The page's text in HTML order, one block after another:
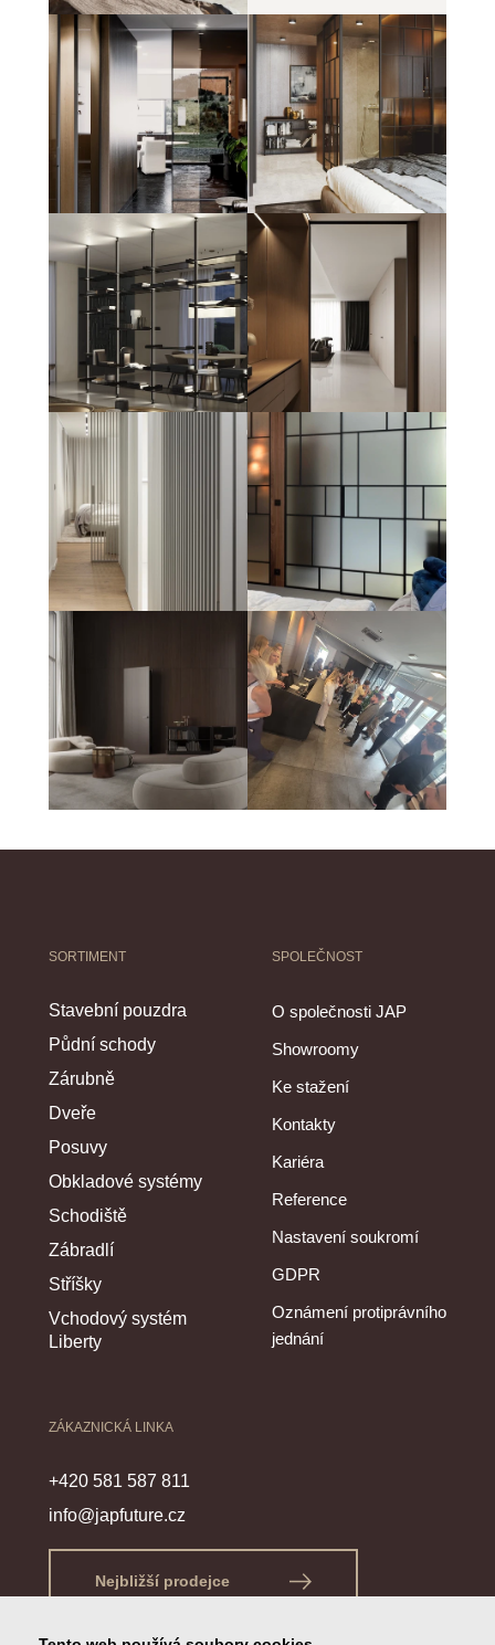
SORTIMENT
Stavební pouzdra
Půdní schody
Zárubně
Dveře
Posuvy
Obkladové systémy
Schodiště
Zábradlí
Stříšky
Vchodový systém
Liberty
SPOLEČNOST
O společnosti JAP
Showroomy
Ke stažení
Kontakty
Kariéra
Reference
Nastavení soukromí
GDPR
Oznámení protiprávního
jednání
ZÁKAZNICKÁ LINKA
+420 581 587 811
info@japfuture.cz
Nejbližší prodejce